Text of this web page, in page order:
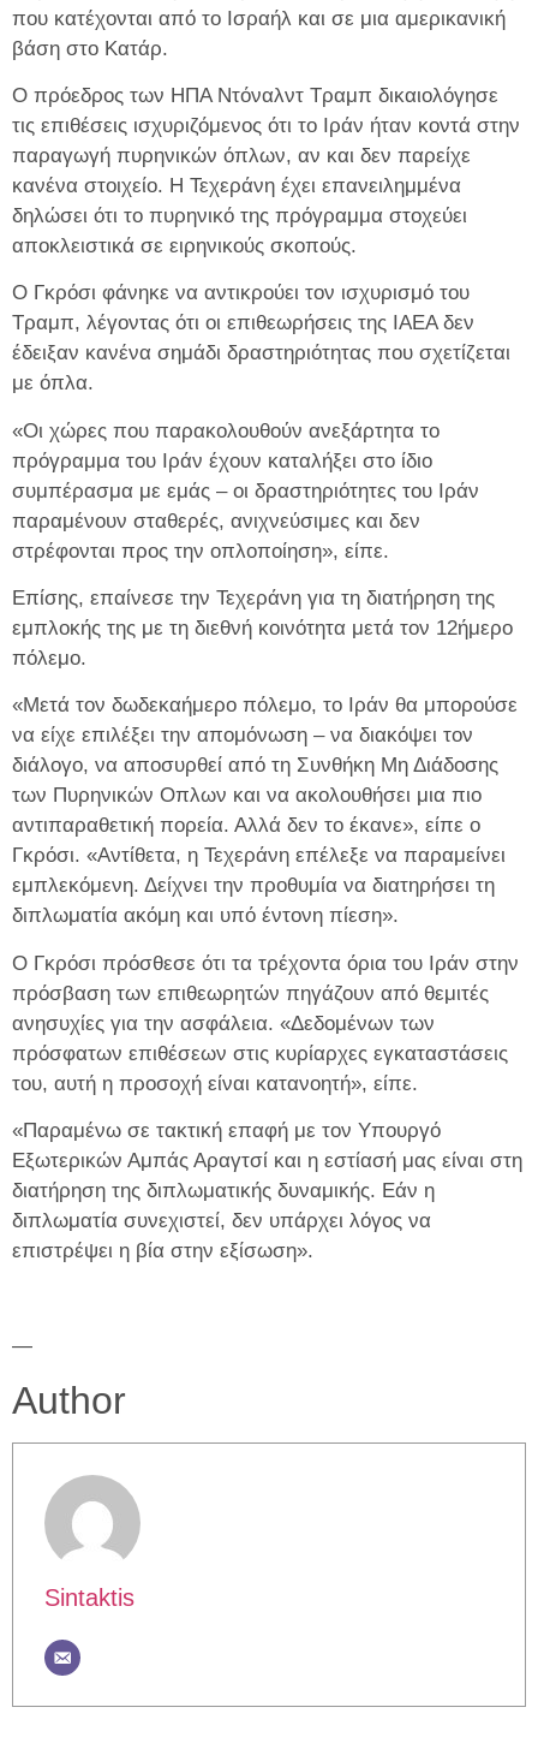
που κατέχονται από το Ισραήλ και σε μια αμερικανική
βάση στο Κατάρ.
Ο πρόεδρος των ΗΠΑ Ντόναλντ Τραμπ δικαιολόγησε
τις επιθέσεις ισχυριζόμενος ότι το Ιράν ήταν κοντά στην
παραγωγή πυρηνικών όπλων, αν και δεν παρείχε
κανένα στοιχείο. Η Τεχεράνη έχει επανειλημμένα
δηλώσει ότι το πυρηνικό της πρόγραμμα στοχεύει
αποκλειστικά σε ειρηνικούς σκοπούς.
Ο Γκρόσι φάνηκε να αντικρούει τον ισχυρισμό του
Τραμπ, λέγοντας ότι οι επιθεωρήσεις της IAEA δεν
έδειξαν κανένα σημάδι δραστηριότητας που σχετίζεται
με όπλα.
«Οι χώρες που παρακολουθούν ανεξάρτητα το
πρόγραμμα του Ιράν έχουν καταλήξει στο ίδιο
συμπέρασμα με εμάς – οι δραστηριότητες του Ιράν
παραμένουν σταθερές, ανιχνεύσιμες και δεν
στρέφονται προς την οπλοποίηση», είπε.
Επίσης, επαίνεσε την Τεχεράνη για τη διατήρηση της
εμπλοκής της με τη διεθνή κοινότητα μετά τον 12ήμερο
πόλεμο.
«Μετά τον δωδεκαήμερο πόλεμο, το Ιράν θα μπορούσε
να είχε επιλέξει την απομόνωση – να διακόψει τον
διάλογο, να αποσυρθεί από τη Συνθήκη Μη Διάδοσης
των Πυρηνικών Οπλων και να ακολουθήσει μια πιο
αντιπαραθετική πορεία. Αλλά δεν το έκανε», είπε ο
Γκρόσι. «Αντίθετα, η Τεχεράνη επέλεξε να παραμείνει
εμπλεκόμενη. Δείχνει την προθυμία να διατηρήσει τη
διπλωματία ακόμη και υπό έντονη πίεση».
Ο Γκρόσι πρόσθεσε ότι τα τρέχοντα όρια του Ιράν στην
πρόσβαση των επιθεωρητών πηγάζουν από θεμιτές
ανησυχίες για την ασφάλεια. «Δεδομένων των
πρόσφατων επιθέσεων στις κυρίαρχες εγκαταστάσεις
του, αυτή η προσοχή είναι κατανοητή», είπε.
«Παραμένω σε τακτική επαφή με τον Υπουργό
Εξωτερικών Αμπάς Αραγτσί και η εστίασή μας είναι στη
διατήρηση της διπλωματικής δυναμικής. Εάν η
διπλωματία συνεχιστεί, δεν υπάρχει λόγος να
επιστρέψει η βία στην εξίσωση».
—
Author
Sintaktis